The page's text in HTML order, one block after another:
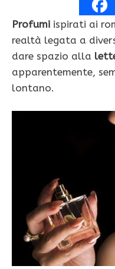
Profumi ispirati ai
realtà legata a
dare spazio alla
apparentemente,
lontano.